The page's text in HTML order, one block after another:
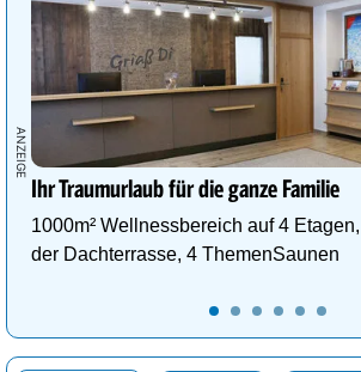
Ihr Traumurlaub für die ganze Familie
1000m² Wellnessbereich auf 4
der Dachterrasse, 4 ThemenSaunen